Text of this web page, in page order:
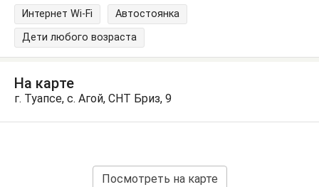
Интернет Wi-Fi
Автостоянка
Дети любого возраста
На карте
г. Туапсе, с. Агой, СНТ Бриз, 9
Посмотреть на карте